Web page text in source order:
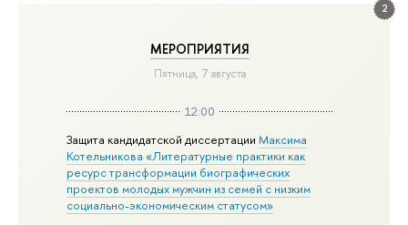
2
МЕРОПРИЯТИЯ
Пятница, 7 августа
12:00
Защита кандидатской диссертацииМаксима
Котельникова «Литературные практики как
ресурс трансформации биографических
проектов молодых мужчин из семей с низким
социально-экономическим статусом»